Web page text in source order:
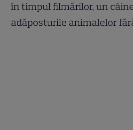
în timpul filmărilor, un
adăposturile animalelor